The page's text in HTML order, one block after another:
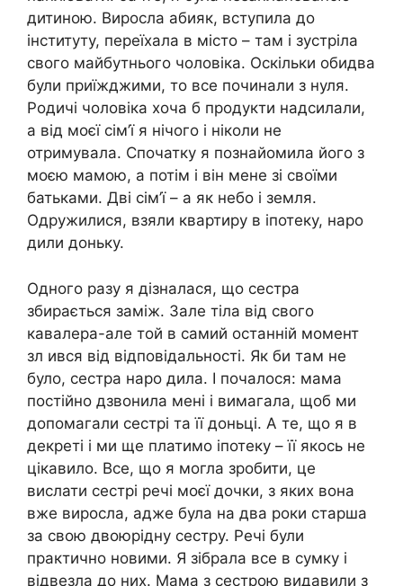
дитиною. Виросла абияк, вступила до
інституту, переїхала в місто – там і зустріла
свого майбутнього чоловіка. Оскільки обидва
були приїжджими, то все починали з нуля.
Родичі чоловіка хоча б продукти надсилали,
а від моєї сім’ї я нічого і ніколи не
отримувала. Спочатку я познайомила його з
моєю мамою, а потім і він мене зі своїми
батьками. Дві сім’ї – а як небо і земля.
Одружилися, взяли квартиру в іпотеку, наро
дили доньку.
Одного разу я дізналася, що сестра
збирається заміж. Зале тіла від свого
кавалера-але той в самий останній момент
зл ився від відповідальності. Як би там не
було, сестра наро дила. І почалося: мама
постійно дзвонила мені і вимагала, щоб ми
допомагали сестрі та її доньці. А те, що я в
декреті і ми ще платимо іпотеку – її якось не
цікавило. Все, що я могла зробити, це
вислати сестрі речі моєї дочки, з яких вона
вже виросла, адже була на два роки старша
за свою двоюрідну сестру. Речі були
практично новими. Я зібрала все в сумку і
відвезла до них. Мама з сестрою видавили з